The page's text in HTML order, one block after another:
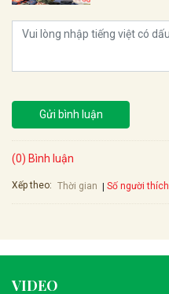
Gửi bình luận
(0) Bình luận
Xếp theo: Thời gian Số người thích
VIDEO